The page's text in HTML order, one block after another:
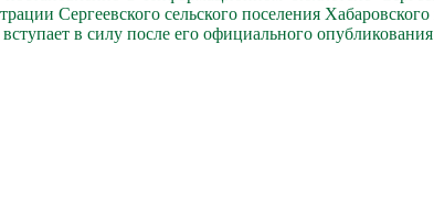
Сергеевского сельского поселения
в силу после его официального